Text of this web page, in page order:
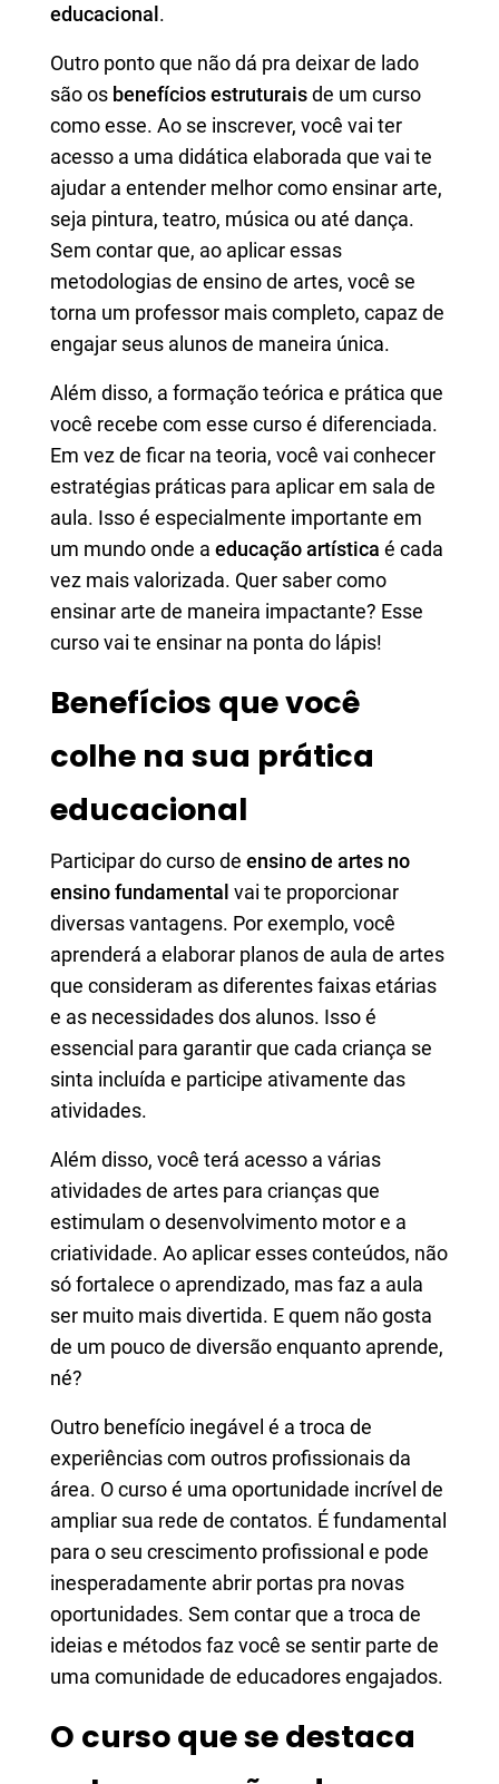
educacional.
Outro ponto que não dá pra deixar de lado
são os benefícios estruturaisde um curso
como esse. Ao se inscrever, você vai ter
acesso a uma didática elaborada que vai te
ajudar a entender melhor como ensinar arte,
seja pintura, teatro, música ou até dança.
Sem contar que, ao aplicar essas
metodologias de ensino de artes, você se
torna um professor mais completo, capaz de
engajar seus alunos de maneira única.
Além disso, a formação teórica e prática que
você recebe com esse curso é diferenciada.
Em vez de ficar na teoria, você vai conhecer
estratégias práticas para aplicar em sala de
aula. Isso é especialmente importante em
um mundo onde a educação artística é cada
vez mais valorizada. Quer saber como
ensinar arte de maneira impactante? Esse
curso vai te ensinar na ponta do lápis!
Benefícios que você
colhe na sua prática
educacional
Participar do curso de ensino de artes no
ensino fundamental vai te proporcionar
diversas vantagens. Por exemplo, você
aprenderá a elaborar planos de aula de artes
que consideram as diferentes faixas etárias
e as necessidades dos alunos. Isso é
essencial para garantir que cada criança se
sinta incluída e participe ativamente das
atividades.
Além disso, você terá acesso a várias
atividades de artes para crianças que
estimulam o desenvolvimento motor e a
criatividade. Ao aplicar esses conteúdos, não
só fortalece o aprendizado, mas faz a aula
ser muito mais divertida. E quem não gosta
de um pouco de diversão enquanto aprende,
né?
Outro benefício inegável é a troca de
experiências com outros profissionais da
área. O curso é uma oportunidade incrível de
ampliar sua rede de contatos. É fundamental
para o seu crescimento profissional e pode
inesperadamente abrir portas pra novas
oportunidades. Sem contar que a troca de
ideias e métodos faz você se sentir parte de
uma comunidade de educadores engajados.
O curso que se destaca